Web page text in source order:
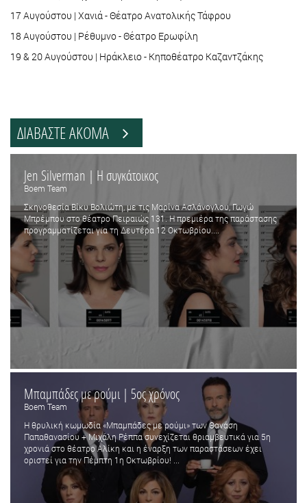
17 Αυγούστου | Χανιά - Θέατρο Ανατολικής Τάφρου
18 Αυγούστου | Ρέθυμνο - Θέατρο Ερωφίλη
19 & 20 Αυγούστου | Ηράκλειο - Κηποθέατρο Καζαντζάκης
ΔΙΑΒΑΣΤΕ ΑΚΟΜΑ
Jen Silverman | Η συγκάτοικος
Boem Team
Σκηνοθεσία Βίκυ Βολιώτη, με τις Μαρίνα Ασλάνογλου, Γωγώ
Μπρέμπου στο θέατρο Πειραιώς 131. Η πρεμιέρα της παράστασης
προγραμματίζεται για τη Δευτέρα 12 Οκτωβρίου....
Μπαμπάδες με ρούμι | 5ος χρόνος
Boem Team
Η θρυλική κωμωδία «Μπαμπάδες με ρούμι» των Θανάση
Παπαθανασίου + Μιχάλη Ρέππα συνεχίζεται θριαμβευτικά για 5η
χρονιά στο θέατρο Αλίκη και η έναρξη των παραστάσεων έχει
οριστεί για την Πέμπτη 1η Οκτωβρίου! ...